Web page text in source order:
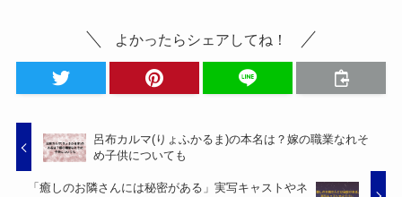
よかったらシェアしてね！
呂布カルマ(りょふかるま)の本名は？嫁の職業なれそ
め子供についても
「癒しのお隣さんには秘密がある」実写キャストやネ